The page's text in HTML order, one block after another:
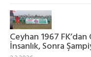
Ceyhan 1967
İnsanlık, Sonra